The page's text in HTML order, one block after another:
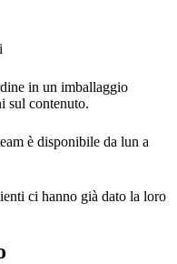
in un imballaggio
sul contenuto.
è disponibile da lun a
ci hanno già dato la loro